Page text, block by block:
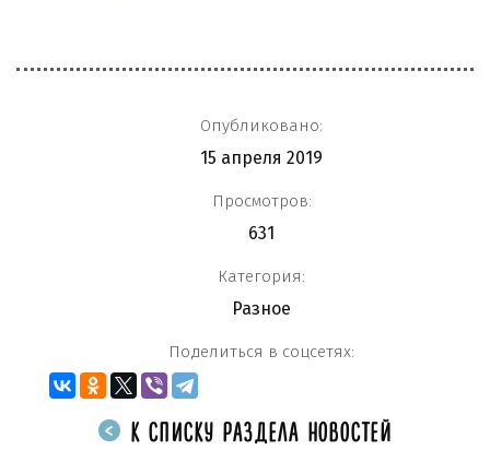
Опубликовано:
15 апреля 2019
Просмотров:
631
Категория:
Разное
Поделиться в соцсетях:
К СПИСКУ РАЗДЕЛА НОВОСТЕЙ